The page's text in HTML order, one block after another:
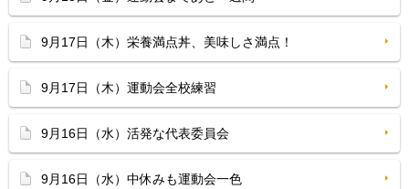
9月17日（木）栄養満点丼、美味しさ満点！
9月17日（木）運動会全校練習
9月16日（水）活発な代表委員会
9月16日（水）中休みも運動会一色